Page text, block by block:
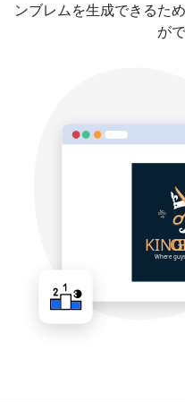
ンブレムを生成できるた
が